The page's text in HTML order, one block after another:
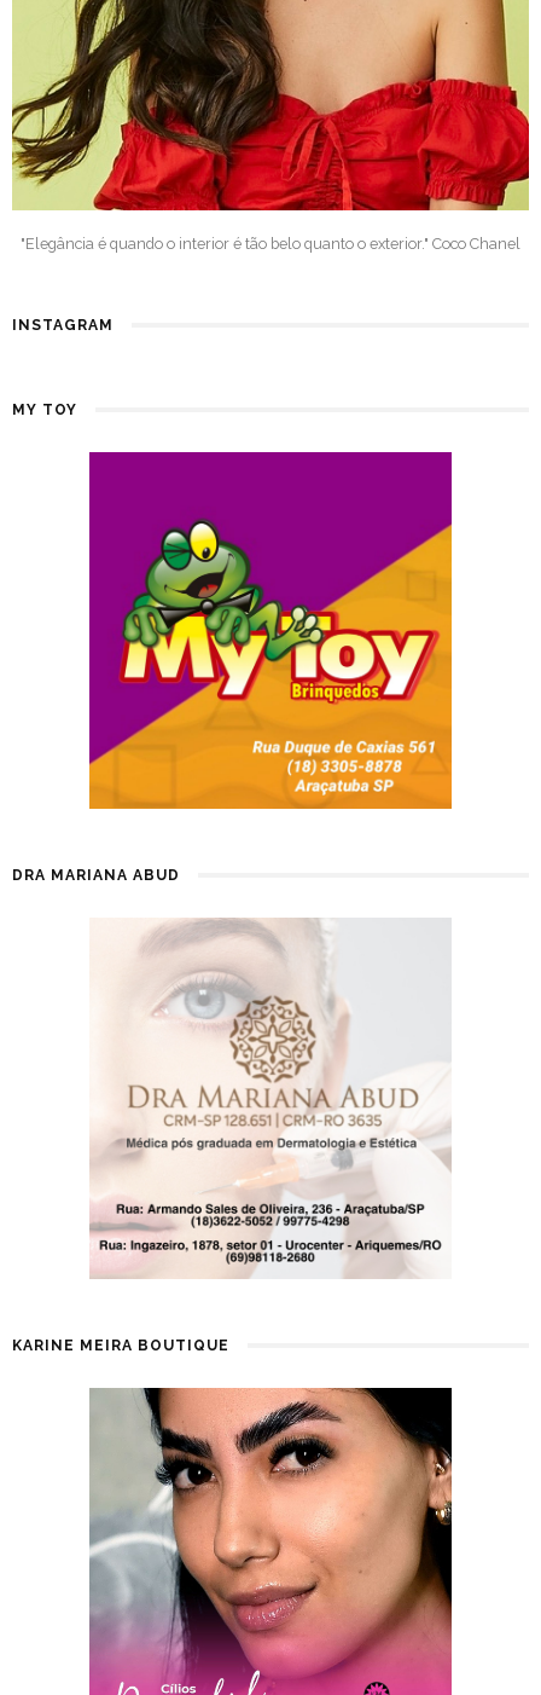
"Elegância é quando o interior é tão belo quanto o exterior." Coco Chanel
INSTAGRAM
MY TOY
DRA MARIANA ABUD
KARINE MEIRA BOUTIQUE